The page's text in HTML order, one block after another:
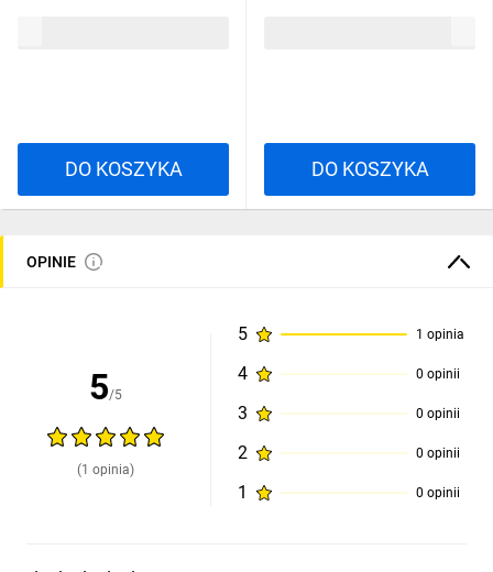
DO KOSZYKA DO KOSZYKA
OPINIE
5/5
(1 opinia)
5 1 opinia
4 0 opinii
3 0 opinii
2 0 opinii
1 0 opinii